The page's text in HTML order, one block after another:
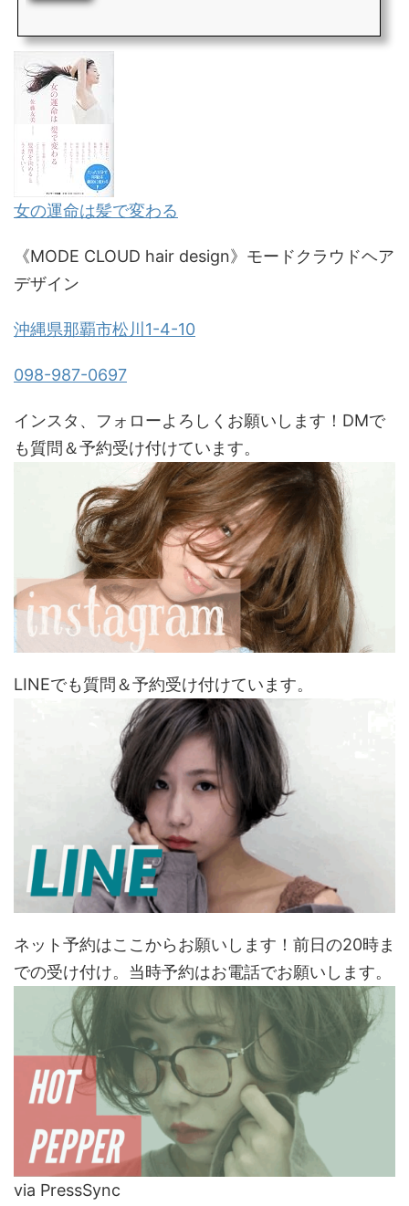
女の運命は髪で変わる
《MODE CLOUD hair design》モードクラウドヘア
デザイン
沖縄県那覇市松川1-4-10
098-987-0697
インスタ、フォローよろしくお願いします！DMで
も質問＆予約受け付けています。
LINEでも質問＆予約受け付けています。
ネット予約はここからお願いします！前日の20時ま
での受け付け。当時予約はお電話でお願いします。
via PressSync